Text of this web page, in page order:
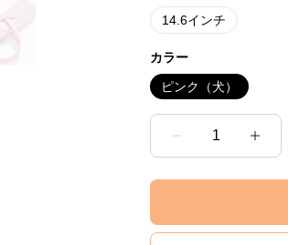
14.6インチ
カラー
ピンク（犬）
1